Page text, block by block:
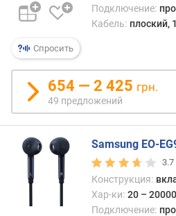
о
л
ч
е
с
т
в
у
п
р
д
Спросить
Подключение:
Кабель: плоский,
654 — 2 425 грн.
49 предложений
Samsung EO-
Конструкция:
Хар-ки: 20 –
Подключение: